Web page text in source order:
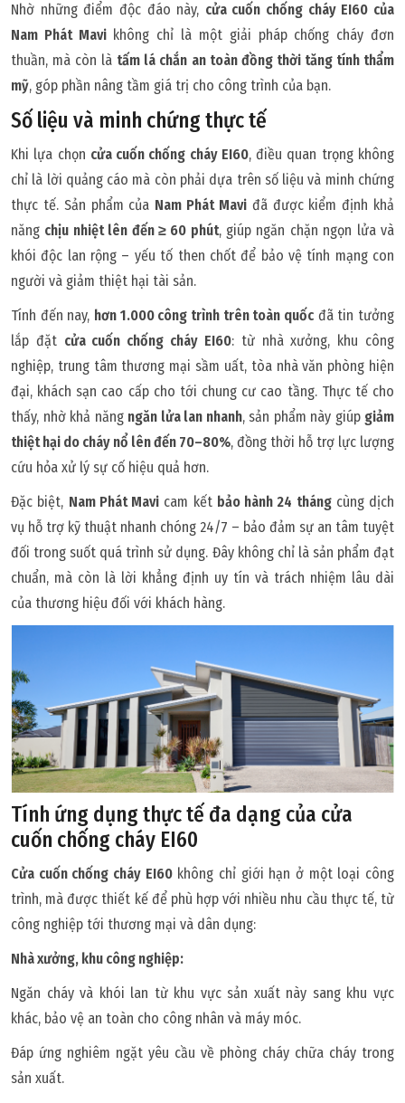
Nhờ những điểm độc đáo này, cửa cuốn chống cháy EI60 của
Nam Phát Mavikhông chỉ là một giải pháp chống cháy đơn
thuần, mà còn là tấm lá chắn an toàn đồng thời tăng tính thẩm
mỹ, góp phần nâng tầm giá trị cho công trình của bạn.
Số liệu và minh chứng thực tế
Khi lựa chọn cửa cuốn chống cháy EI60, điều quan trọng không
chỉ là lời quảng cáo mà còn phải dựa trên số liệu và minh chứng
thực tế. Sản phẩm của Nam Phát Maviđã được kiểm định khả
năng chịu nhiệt lên đến ≥ 60 phút, giúp ngăn chặn ngọn lửa và
khói độc lan rộng – yếu tố then chốt để bảo vệ tính mạng con
người và giảm thiệt hại tài sản.
Tính đến nay, hơn 1.000 công trình trên toàn quốc đã tin tưởng
lắp đặt cửa cuốn chống cháy EI60: từ nhà xưởng, khu công
nghiệp, trung tâm thương mại sầm uất, tòa nhà văn phòng hiện
đại, khách sạn cao cấp cho tới chung cư cao tầng. Thực tế cho
thấy, nhờ khả năng ngăn lửa lan nhanh, sản phẩm này giúp giảm
thiệt hại do cháy nổ lên đến 70–80%, đồng thời hỗ trợ lực lượng
cứu hỏa xử lý sự cố hiệu quả hơn.
Đặc biệt, Nam Phát Mavi cam kết bảo hành 24 thángcùng dịch
vụ hỗ trợ kỹ thuật nhanh chóng 24/7 – bảo đảm sự an tâm tuyệt
đối trong suốt quá trình sử dụng. Đây không chỉ là sản phẩm đạt
chuẩn, mà còn là lời khẳng định uy tín và trách nhiệm lâu dài
của thương hiệu đối với khách hàng.
Tính ứng dụng thực tế đa dạng của cửa
cuốn chống cháy EI60
Cửa cuốn chống cháy EI60không chỉ giới hạn ở một loại công
trình, mà được thiết kế để phù hợp với nhiều nhu cầu thực tế, từ
công nghiệp tới thương mại và dân dụng:
Nhà xưởng, khu công nghiệp:
Ngăn cháy và khói lan từ khu vực sản xuất này sang khu vực
khác, bảo vệ an toàn cho công nhân và máy móc.
Đáp ứng nghiêm ngặt yêu cầu về phòng cháy chữa cháy trong
sản xuất.